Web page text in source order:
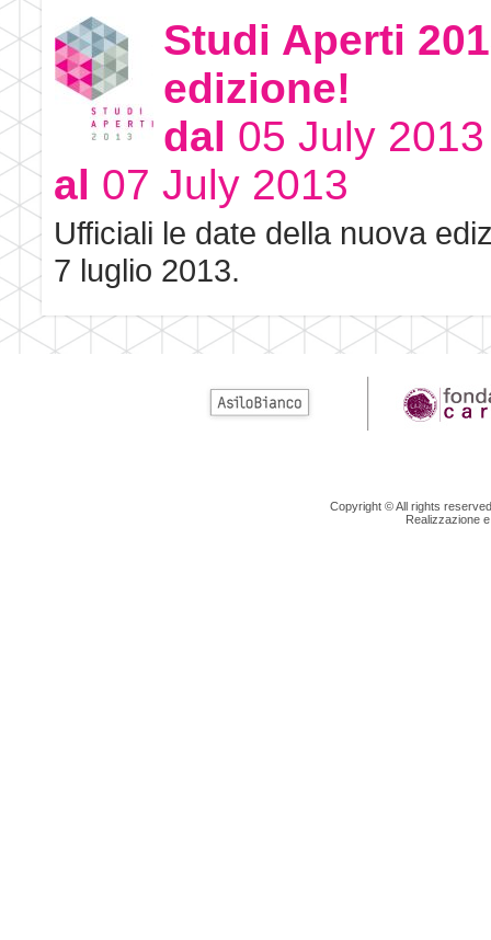
Studi Aperti
edizione!
dal 05 July 2013
al 07 July 2013
Ufficiali le date della nuova
7 luglio 2013.
Copyright © All rights
Realizzazione